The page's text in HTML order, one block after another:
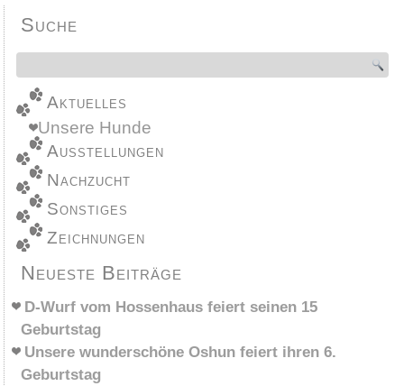
Suche
Aktuelles
Unsere Hunde
Ausstellungen
Nachzucht
Sonstiges
Zeichnungen
Neueste Beiträge
D-Wurf vom Hossenhaus feiert seinen 15
Geburtstag
Unsere wunderschöne Oshun feiert ihren 6.
Geburtstag